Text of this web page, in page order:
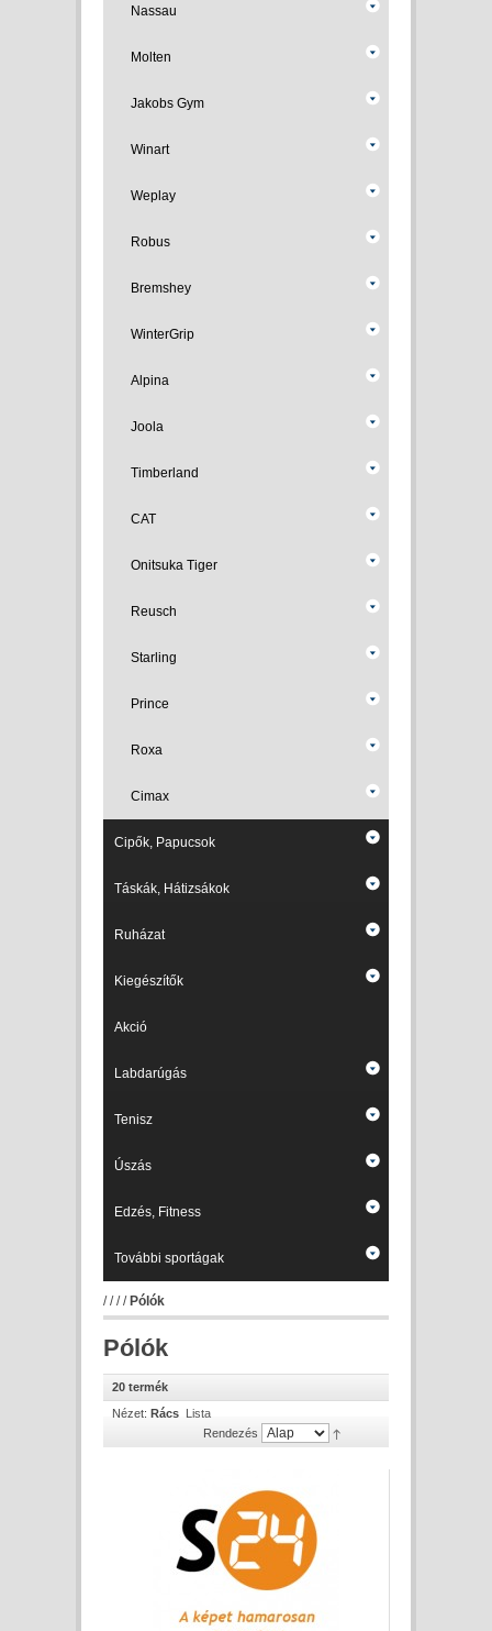
Nassau
Molten
Jakobs Gym
Winart
Weplay
Robus
Bremshey
WinterGrip
Alpina
Joola
Timberland
CAT
Onitsuka Tiger
Reusch
Starling
Prince
Roxa
Cimax
Cipők, Papucsok
Táskák, Hátizsákok
Ruházat
Kiegészítők
Akció
Labdarúgás
Tenisz
Úszás
Edzés, Fitness
További sportágak
//// Pólók
Pólók
20 termék
Nézet: Rács Lista
Rendezés